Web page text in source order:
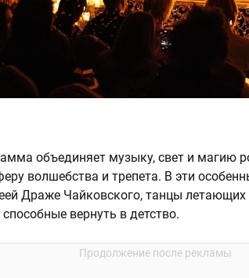
объединяет музыку, свет и магию
волшебства и трепета. В эти
Драже Чайковского, танцы
вернуть в детство.